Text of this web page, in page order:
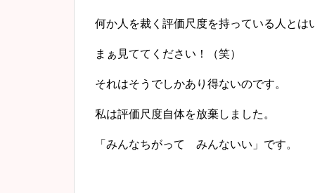
何か人を裁く評価尺度を持っている人とは
まぁ見ててください！（笑）
それはそうでしかあり得ないのです。
私は評価尺度自体を放棄しました。
「みんなちがって みんないい」です。